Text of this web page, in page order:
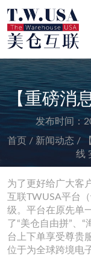
发布时间：
首页 / 新闻动态 /
线
为了更好给广大客
互联TWUSA平台
级。平台在原先单
了“美仓自由拼”、
台上下单享受尊贵
位于为全球跨境电